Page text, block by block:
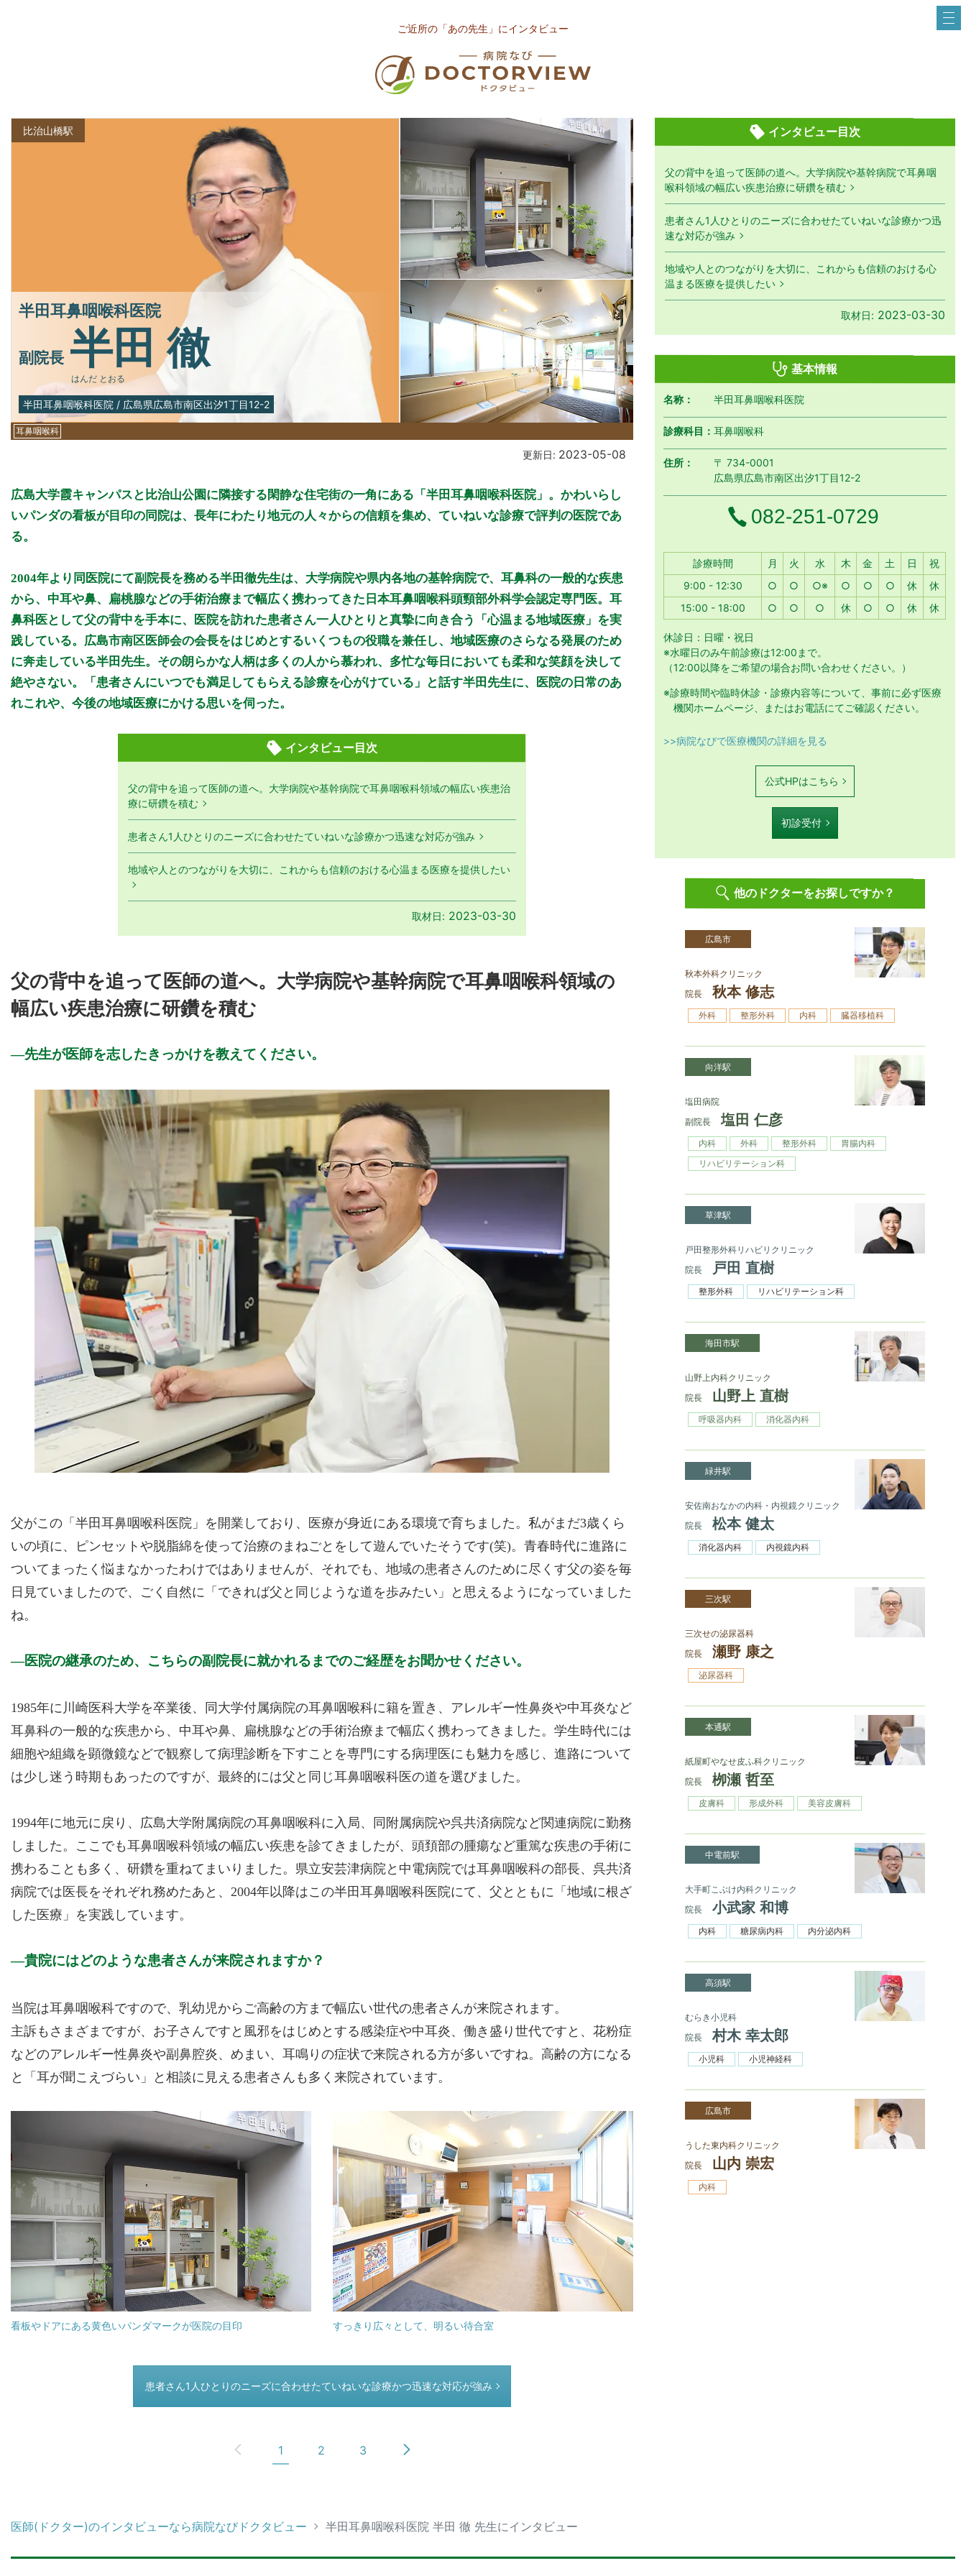
ご近所の「あの先生」にインタビュー
比治山橋駅
半田耳鼻咽喉科医院
副院長 半田 徹
はんだ とおる
半田耳鼻咽喉科医院 / 広島県広島市南区出汐1丁目12-2
耳鼻咽喉科
更新日: 2023-05-08
広島大学霞キャンパスと比治山公園に隣接する閑静な住宅街の一角にある「半田耳鼻咽喉科医院」。かわいらし
いパンダの看板が目印の同院は、長年にわたり地元の人々からの信頼を集め、ていねいな診療で評判の医院であ
る。
2004年より同医院にて副院長を務める半田徹先生は、大学病院や県内各地の基幹病院で、耳鼻科の一般的な疾患
から、中耳や鼻、扁桃腺などの手術治療まで幅広く携わってきた日本耳鼻咽喉科頭頸部外科学会認定専門医。耳
鼻科医として父の背中を手本に、医院を訪れた患者さん一人ひとりと真摯に向き合う「心温まる地域医療」を実
践している。広島市南区医師会の会長をはじめとするいくつもの役職を兼任し、地域医療のさらなる発展のため
に奔走している半田先生。その朗らかな人柄は多くの人から慕われ、多忙な毎日においても柔和な笑顔を決して
絶やさない。「患者さんにいつでも満足してもらえる診療を心がけている」と話す半田先生に、医院の日常のあ
れこれや、今後の地域医療にかける思いを伺った。
インタビュー目次
父の背中を追って医師の道へ。大学病院や基幹病院で耳鼻咽喉科領域の幅広い疾患治
療に研鑽を積む
患者さん1人ひとりのニーズに合わせたていねいな診療かつ迅速な対応が強み
地域や人とのつながりを大切に、これからも信頼のおける心温まる医療を提供したい
取材日: 2023-03-30
父の背中を追って医師の道へ。大学病院や基幹病院で耳鼻咽喉科領域の
幅広い疾患治療に研鑽を積む
先生が医師を志したきっかけを教えてください。
父がこの「半田耳鼻咽喉科医院」を開業しており、医療が身近にある環境で育ちました。私がまだ3歳くら
いの頃に、ピンセットや脱脂綿を使って治療のまねごとをして遊んでいたそうです(笑)。青春時代に進路に
ついてまったく悩まなかったわけではありませんが、それでも、地域の患者さんのために尽くす父の姿を毎
日見ていましたので、ごく自然に「できれば父と同じような道を歩みたい」と思えるようになっていました
ね。
医院の継承のため、こちらの副院長に就かれるまでのご経歴をお聞かせください。
1985年に川崎医科大学を卒業後、同大学付属病院の耳鼻咽喉科に籍を置き、アレルギー性鼻炎や中耳炎など
耳鼻科の一般的な疾患から、中耳や鼻、扁桃腺などの手術治療まで幅広く携わってきました。学生時代には
細胞や組織を顕微鏡などで観察して病理診断を下すことを専門にする病理医にも魅力を感じ、進路について
は少し迷う時期もあったのですが、最終的には父と同じ耳鼻咽喉科医の道を選びました。
1994年に地元に戻り、広島大学附属病院の耳鼻咽喉科に入局、同附属病院や呉共済病院など関連病院に勤務
しました。ここでも耳鼻咽喉科領域の幅広い疾患を診てきましたが、頭頚部の腫瘍など重篤な疾患の手術に
携わることも多く、研鑽を重ねてまいりました。県立安芸津病院と中電病院では耳鼻咽喉科の部長、呉共済
病院では医長をそれぞれ務めたあと、2004年以降はこの半田耳鼻咽喉科医院にて、父とともに「地域に根ざ
した医療」を実践しています。
貴院にはどのような患者さんが来院されますか？
当院は耳鼻咽喉科ですので、乳幼児からご高齢の方まで幅広い世代の患者さんが来院されます。
主訴もさまざまですが、お子さんですと風邪をはじめとする感染症や中耳炎、働き盛り世代ですと、花粉症
などのアレルギー性鼻炎や副鼻腔炎、めまい、耳鳴りの症状で来院される方が多いですね。高齢の方になる
と「耳が聞こえづらい」と相談に見える患者さんも多く来院されています。
看板やドアにある黄色いパンダマークが医院の目印 すっきり広々として、明るい待合室
つぎのページ患者さん1人ひとりのニーズに合わせたていねいな診療かつ迅速な対応が強み
1 2 3
インタビュー目次
父の背中を追って医師の道へ。大学病院や基幹病院で耳鼻咽
喉科領域の幅広い疾患治療に研鑽を積む
患者さん1人ひとりのニーズに合わせたていねいな診療かつ迅
速な対応が強み
地域や人とのつながりを大切に、これからも信頼のおける心
温まる医療を提供したい
取材日: 2023-03-30
基本情報
名称： 半田耳鼻咽喉科医院
診療科目：耳鼻咽喉科
住所：
〒 734-0001
広島県広島市南区出汐1丁目12-2
電話番号
082-251-0729
診療時間 月 月曜日
火 火曜日
水水曜日
木木曜日
金 金曜日
土 土曜日
日 日曜日
祝
9:00 - 12:30
○ ○ ○※ ○ ○ ○ 休
休
15:00 - 18:00
○ ○ ○ 休 ○ ○ 休 休
休診日：日曜・祝日
※水曜日のみ午前診療は12:00まで。
（12:00以降をご希望の場合お問い合わせください。）
※診療時間や臨時休診・診療内容等について、事前に必ず医療
機関ホームページ、またはお電話にてご確認ください。
>>病院なびで医療機関の詳細を見る
公式HPはこちら
初診受付
他のドクターをお探しですか？
広島市
秋本外科クリニック
院長
秋本 修志
外科 整形外科 内科 臓器移植科
向洋駅
塩田病院
副院長
塩田 仁彦
内科 外科 整形外科
胃腸内科
リハビリテーション科
草津駅
戸田整形外科リハビリクリニック
院長
戸田 直樹
整形外科 リハビリテーション科
海田市駅
山野上内科クリニック
院長
山野上 直樹
呼吸器内科 消化器内科
緑井駅
安佐南おなかの内科・内視鏡クリニック
院長
松本 健太
消化器内科 内視鏡内科
三次駅
三次せの泌尿器科
院長
瀬野 康之
泌尿器科
本通駅
紙屋町やなせ皮ふ科クリニック
院長
栁瀬 哲至
皮膚科 形成外科 美容皮膚科
中電前駅
大手町こぶけ内科クリニック
院長
小武家 和博
内科 糖尿病内科 内分泌内科
高須駅
むらき小児科
院長
村木 幸太郎
小児科 小児神経科
広島市
うした東内科クリニック
院長
山内 崇宏
内科
医師(ドクター)のインタビューなら病院なびドクタビュー 半田耳鼻咽喉科医院 半田 徹 先生にインタビュー